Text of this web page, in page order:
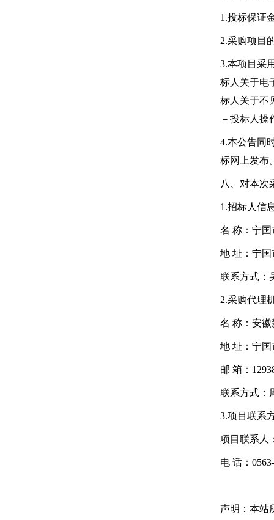
1.投标保证
2.采购项目
3.本项目采
标人关于电
标人关于不
－投标人操
4.本公告同
标网上发布
八、对本次
1.招标人信
名 称： 宁国
地 址：宁
联系方式：
2.采购代理
名 称： 安徽
地 址：宁国
邮 箱：
联系方式：
3.项目联系
项目联系人
电 话：
声明：本站